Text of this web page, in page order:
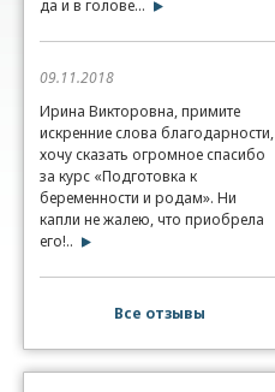
да и в голове...
09.11.2018
Ирина Викторовна, примите
искренние слова благодарности,
хочу сказать огромное спасибо
за курс «Подготовка к
беременности и родам». Ни
капли не жалею, что приобрела
его!..
Все отзывы